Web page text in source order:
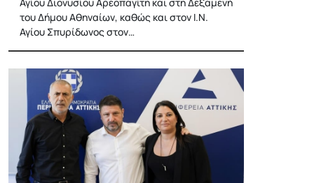
του Δήμου Αθηναίων, καθώς και στον Ι.Ν.
Αγίου Σπυρίδωνος στον…